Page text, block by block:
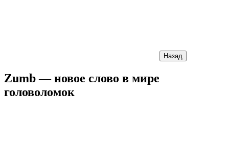
Назад
Zumb — новое слово в мире
головоломок